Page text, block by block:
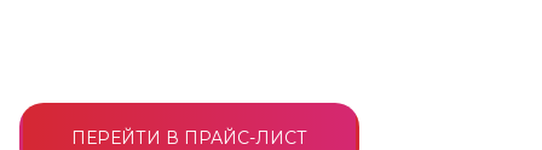
ПЕРЕЙТИ В ПРАЙС-ЛИСТ